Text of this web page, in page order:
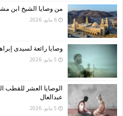
من وصايا الشيخ ابن
6 مايو، 2026
وصايا رائعة لسيدى
5 مايو، 2026
الوصايا العشر للقطب
عبدالعال
5 مايو، 2026